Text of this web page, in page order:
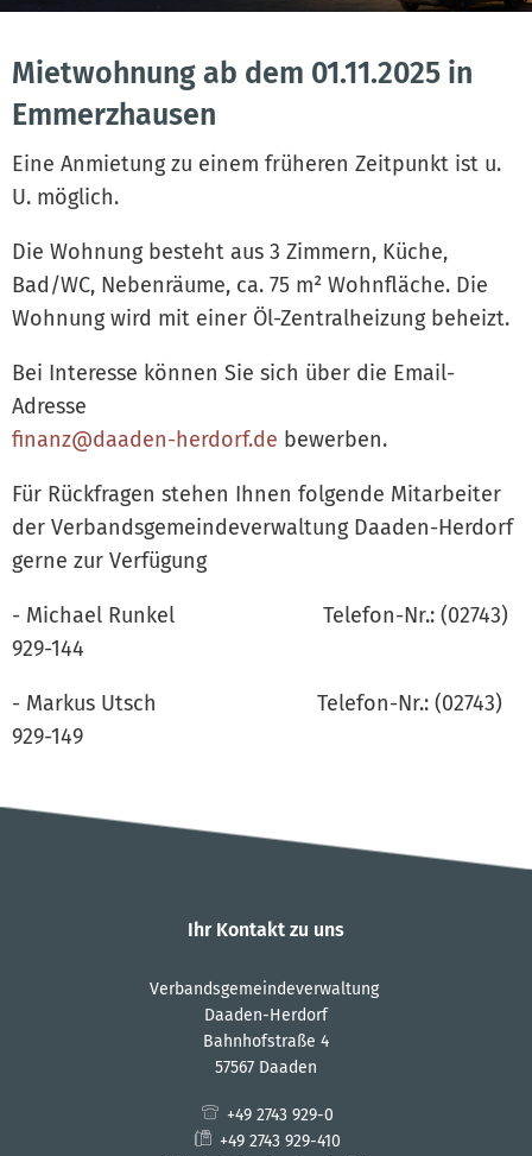
Mietwohnung ab dem 01.11.2025 in
Emmerzhausen
Eine Anmietung zu einem früheren Zeitpunkt ist u.
U. möglich.
Die Wohnung besteht aus 3 Zimmern, Küche,
Bad/WC, Nebenräume, ca. 75 m² Wohnfläche. Die
Wohnung wird mit einer Öl-Zentralheizung beheizt.
Bei Interesse können Sie sich über die Email-
Adresse
finanz@daaden-herdorf.de bewerben.
Für Rückfragen stehen Ihnen folgende Mitarbeiter
der Verbandsgemeindeverwaltung Daaden-Herdorf
gerne zur Verfügung
- Michael Runkel Telefon-Nr.: (02743)
929-144
- Markus Utsch Telefon-Nr.: (02743)
929-149
Ihr Kontakt zu uns
Verbandsgemeindeverwaltung
Daaden-Herdorf
Bahnhofstraße 4
57567 Daaden
+49 2743 929-0
+49 2743 929-410